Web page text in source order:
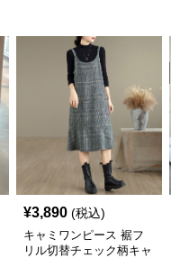
¥3,890 (税込)
キャミワンピース 裾フ
リル切替チェック柄キャ